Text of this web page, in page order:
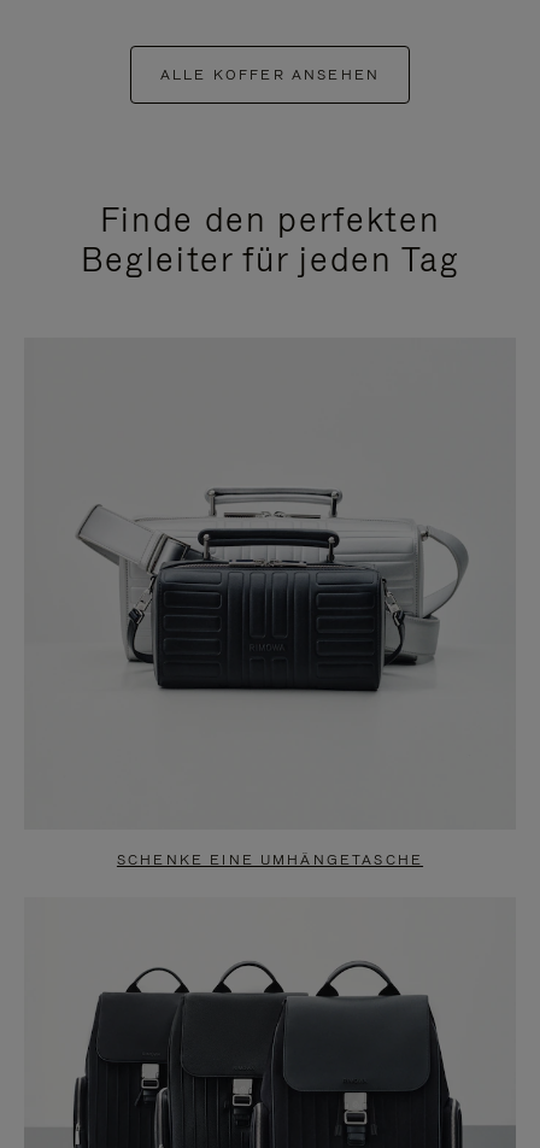
ALLE KOFFER ANSEHEN
Finde den perfekten
Begleiter für jeden Tag
SCHENKE EINE UMHÄNGETASCHE